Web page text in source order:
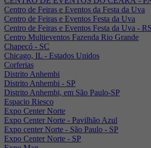
Centro de Feiras e Eventos da Festa da Uva
Centro de Feiras e Eventos Festa da Uva
Centro de Feiras e Eventos Festa da Uva - RS
Centro Multieventos Fazenda Rio Grande
Chapecó - SC
Chicago, IL - Estados Unidos
Corferias
Distrito Anhembi
Distrito Anhembi - SP
Distrito Anhembi, em São Paulo-SP
Espacio Riesco
Expo Center Norte
Expo Center Norte - Pavilhão Azul
Expo center Norte - São Paulo - SP
Expo Center Norte - SP